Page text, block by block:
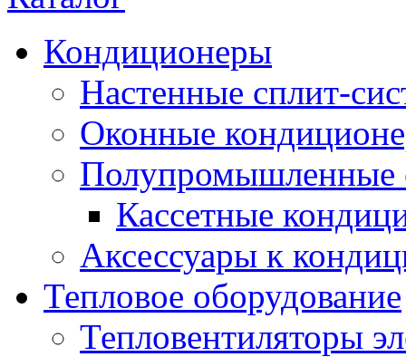
Кондиционеры
Настенные сплит-
Оконные
Полупромышленные
Кассетные
Аксессуары к
Тепловое оборудование
Тепловентиляторы